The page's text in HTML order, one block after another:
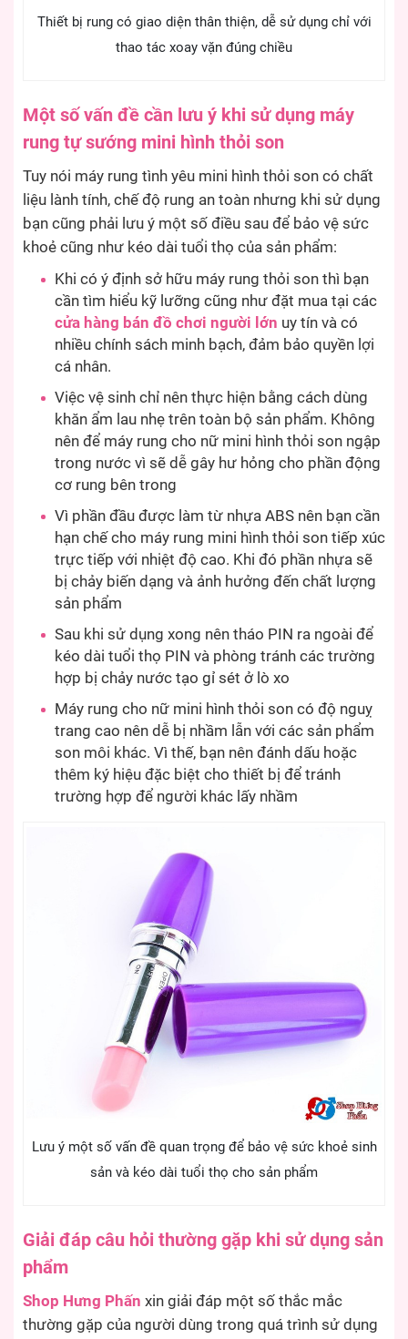
Thiết bị rung có giao diện thân thiện, dễ sử dụng chỉ với
thao tác xoay vặn đúng chiều
Một số vấn đề cần lưu ý khi sử dụng máy
rung tự sướng mini hình thỏi son
Tuy nói máy rung tình yêu mini hình thỏi son có chất
liệu lành tính, chế độ rung an toàn nhưng khi sử dụng
bạn cũng phải lưu ý một số điều sau để bảo vệ sức
khoẻ cũng như kéo dài tuổi thọ của sản phẩm:
Khi có ý định sở hữu máy rung thỏi son thì bạn
cần tìm hiểu kỹ lưỡng cũng như đặt mua tại các
cửa hàng bán đồ chơi người lớn uy tín và có
nhiều chính sách minh bạch, đảm bảo quyền lợi
cá nhân.
Việc vệ sinh chỉ nên thực hiện bằng cách dùng
khăn ẩm lau nhẹ trên toàn bộ sản phẩm. Không
nên để máy rung cho nữ mini hình thỏi son ngập
trong nước vì sẽ dễ gây hư hỏng cho phần động
cơ rung bên trong
Vì phần đầu được làm từ nhựa ABS nên bạn cần
hạn chế cho máy rung mini hình thỏi son tiếp xúc
trực tiếp với nhiệt độ cao. Khi đó phần nhựa sẽ
bị chảy biến dạng và ảnh hưởng đến chất lượng
sản phẩm
Sau khi sử dụng xong nên tháo PIN ra ngoài để
kéo dài tuổi thọ PIN và phòng tránh các trường
hợp bị chảy nước tạo gỉ sét ở lò xo
Máy rung cho nữ mini hình thỏi son có độ nguỵ
trang cao nên dễ bị nhầm lẫn với các sản phẩm
son môi khác. Vì thế, bạn nên đánh dấu hoặc
thêm ký hiệu đặc biệt cho thiết bị để tránh
trường hợp để người khác lấy nhầm
Lưu ý một số vấn đề quan trọng để bảo vệ sức khoẻ sinh
sản và kéo dài tuổi thọ cho sản phẩm
Giải đáp câu hỏi thường gặp khi sử dụng sản
phẩm
Shop Hưng Phấn xin giải đáp một số thắc mắc
thường gặp của người dùng trong quá trình sử dụng